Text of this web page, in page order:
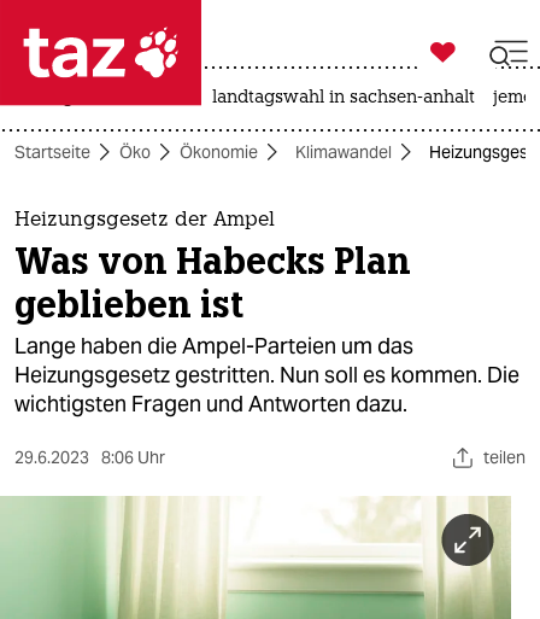
 taz zahl ich
taz zahl ich
themen
politik
öko
gesellschaft
sport

taz zahl ich
landtagswahl in sachsen-anhalt
Startseite Öko Ökonomie Klimawandel
Heizungsgesetz der Ampel
Was von Habecks Plan
geblieben ist
Lange haben die Ampel-Parteien um das
Heizungsgesetz gestritten. Nun soll es kommen. Die
wichtigsten Fragen und Antworten dazu.
29.6.2023 8:06 Uhr teilen